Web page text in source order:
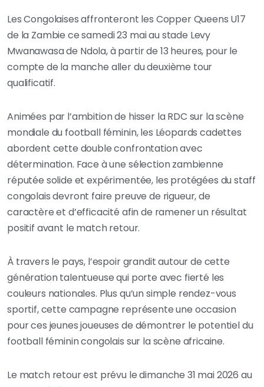
Les Congolaises affronteront les Copper Queens U17
de la Zambie ce samedi 23 mai au stade Levy
Mwanawasa de Ndola, à partir de 13 heures, pour le
compte de la manche aller du deuxième tour
qualificatif.
Animées par l’ambition de hisser la RDC sur la scène
mondiale du football féminin, les Léopards cadettes
abordent cette double confrontation avec
détermination. Face à une sélection zambienne
réputée solide et expérimentée, les protégées du staff
congolais devront faire preuve de rigueur, de
caractère et d’efficacité afin de ramener un résultat
positif avant le match retour.
À travers le pays, l’espoir grandit autour de cette
génération talentueuse qui porte avec fierté les
couleurs nationales. Plus qu’un simple rendez-vous
sportif, cette campagne représente une occasion
pour ces jeunes joueuses de démontrer le potentiel du
football féminin congolais sur la scène africaine.
Le match retour est prévu le dimanche 31 mai 2026 au